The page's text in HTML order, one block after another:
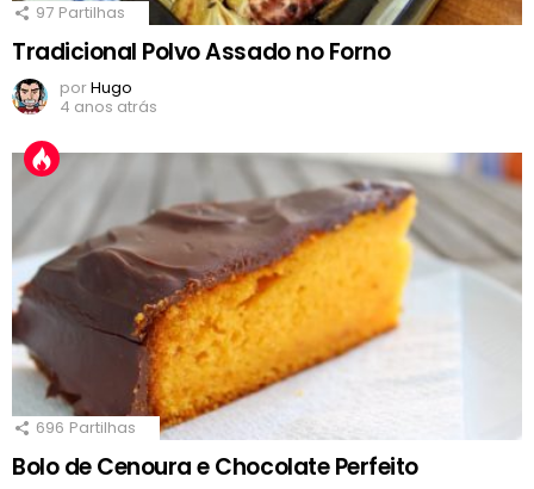
97 Partilhas
Tradicional Polvo Assado no Forno
porHugo
4 anos atrás
696 Partilhas
Bolo de Cenoura e Chocolate Perfeito